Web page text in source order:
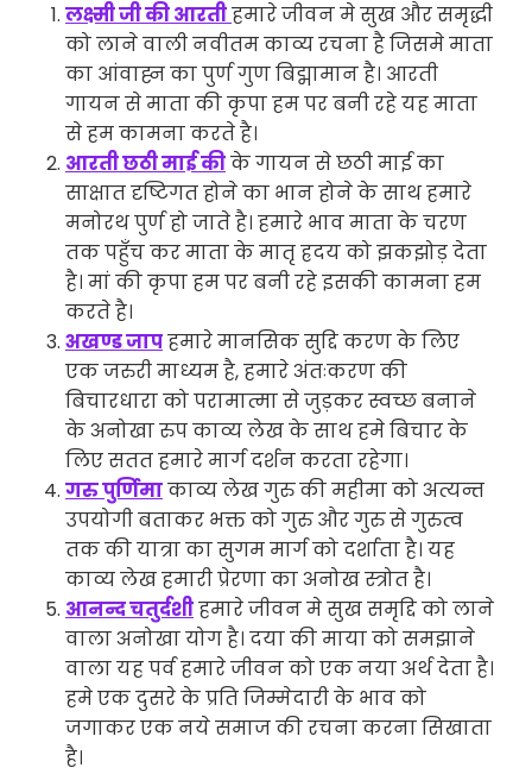
लक्ष्मी जी की आरतीहमारे जीवन मे सुख और समृद्धी
को लाने वाली नवीतम काव्य रचना है जिसमे माता
का आंवाह्न का पुर्ण गुण बिद्मामान है। आरती
गायन से माता की कृपा हम पर बनी रहे यह माता
से हम कामना करते है।
आरती छठी माई कीके गायन से छठी माई का
साक्षात दृष्टिगत होने का भान होने के साथ हमारे
मनोरथ पुर्ण हो जाते है। हमारे भाव माता के चरण
तक पहुँच कर माता के मातृ ह्रदय को झकझोड़ देता
है। मां की कृपा हम पर बनी रहे इसकी कामना हम
करते है।
अखण्ड जापहमारे मानसिक सुद्दि करण के लिए
एक जरुरी माध्यम है, हमारे अंतःकरण की
बिचारधारा को परामात्मा से जुड़कर स्वच्छ बनाने
के अनोखा रुप काव्य लेख के साथ हमे बिचार के
लिए सतत हमारे मार्ग दर्शन करता रहेगा।
गरु पुर्णिमाकाव्य लेख गुरु की महीमा को अत्यन्त
उपयोगी बताकर भक्त को गुरु और गुरु से गुरुत्व
तक की यात्रा का सुगम मार्ग को दर्शाता है। यह
काव्य लेख हमारी प्रेरणा का अनोख स्त्रोत है।
आनन्द चतुर्दशीहमारे जीवन मे सुख समृद्दि को लाने
वाला अनोखा योग है। दया की माया को समझाने
वाला यह पर्व हमारे जीवन को एक नया अर्थ देता है।
हमे एक दुसरे के प्रति जिम्मेदारी के भाव को
जगाकर एक नये समाज की रचना करना सिखाता
है।